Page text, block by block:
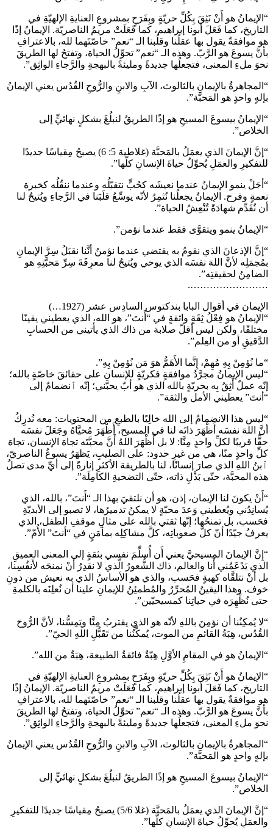
“الإيمانُ هو أَنْ نَثِقَ بِكُلِّ حريّةٍ وبِفَرَحٍ بمشروعِ العنايةِ الإلهيّةِ في
التاريخ، كما فَعَلَ أبونا إبراهيم، كما فَعَلَتْ مريمُ الناصريّة. الإيمانُ إذًا
هو موافقةٌ يقول بها عقلُنا وقلُبنا الـ “نعم” خاصّتَهما لله، بالاعترافِ
بأنَّ يسوعَ هو الرَّبّ. وهذه الـ “نعم” تحوِّلُ الحياة، وتفتحُ لها الطريقَ
نحوَ ملءِ المعنى، فتجعلُها جديدةً ومليئةً بالبهجةِ والرَّجاءِ الواثِق”.
“المجاهرةُ بالإيمانِ بالثالوث، الآبِ والابنِ والرُّوحِ القُدُس يعني الإيمانُ
بإلهٍ واحدٍ هو المَحبَّة”.
“الإيمانُ بيسوعَ المسيحِ هو إذًا الطريقُ لنبلُغَ بشكلٍ نهائيٍّ إلى
الخلاص”.
“إنَّ الإيمانَ الذي يعمَلُ بالمَحبَّة (غلاطية 5: 6) يصبحُ مِقياسًا جديدًا
للتفكيرِ والعمَلِ يُحوِّلُ حياةَ الإنسانِ كلّها”.
“أجَلْ ينمو الإيمانُ عندما نعيشَه كحُبٍّ نتقبّلُه وعندما ننقُلُه كخبرة
نعمةٍ وفرح. الإيمانُ يجعلُنا نُثمِرُ لأنّه يوسِّعُ قلَبَنا في الرَّجاءِ ويُتيحُ لنا
أن نُقَدِّم شهادَةً تُنْعِشُ الحياة”.
“الإيمانُ ينمو ويتقوَّى فقط عندما نؤمن”.
“إنَّ الإذعانَ الذي نقومُ به يقتضي عندما نؤمنُ أنَّنا نقبَلُ سِرَّ الإيمانِ
بمُجمَلِه لأنَّ اللهَ نفسَه الذي يوحي ويُتيحُ لنا معرِفَةَ سِرِّ مَحبَّتِهِ هو
الضامِنُ لحقيقتِه”.
…………………….
الإيمان في أقوال البابا بندكتوس السادِس عشر (1927…)
“الإيمانُ هو فِعْلُ ثِقَةٍ واثقةٍ في “أَنتَ”، هو الله، الذي يعطيني يقينًا
مختلفًا، ولكن ليس أقلّ صلابة من ذاك الذي يأتيني من الحسابِ
الدَّقيقِ أو من العِلم”.
“ما نُؤمِنْ بِهِ مُهِمْ، إِنَّما الأَهَمُّ هوَ مَن نُؤمِنْ بِهِ”.
“ليس الإيمانُ مجرَّدُ موافقةٍ فكريّةٍ للإنسانِ على حقائقَ خاصّةٍ بالله؛
إنّه عملٌ أَثِقُ بِه بحريّةٍ بالله الذي هو أبٌ يحبّني؛ إنّه ٱنضمامٌ إلى
“أنتَ” يعطيني الأمل والثقة”.
“ليس هذا الانضمامُ إلى الله خالِيًا بالطبعِ من المحتويات: معه نُدرِكُ
أنَّ اللهَ نفسَه أَظْهَرَ ذاتَه لنا في المسيح، أَظْهَرَ مُحيَّاهُ وجَعَلَ نفسَه
حقًّا قريبًا لكلِّ واحدٍ مِنَّا: لا بل أَظْهَرَ اللهُ أَنَّ محبَّتَه تجاهَ الإنسان، تجاهَ
كلِّ واحدٍ منّا، هي من غيرِ حدود: على الصليبِ، يَظهَرُ يسوعُ الناصريّ،
ٱبنُ اللهِ الذي صارَ إنسانًا، لنا بالطريقة الأكثرِ إنارةً إلى أيِّ مدى تصلُ
هذه المحبَّة، حتّى بَذْلِ ذاته، حتّى التضحيةِ الكامِلَة”.
“أَنْ يكونَ لنا الإيمان، إذن، هو أن نلتقيَ بهذا الـ “أَنتَ”، بالله، الذي
يُسانِدُني ويُعطيني وَعدَ محبّةٍ لا يمكنُ تدميرُها، لا تصبو إلى الأبديّةِ
فحَسب، بل تمنحُها؛ إنّها ثقتي بالله على مثالِ موقفِ الطفل، الذي
يعرفُ جيّدًا أنّ كلَّ صعوباتِه، كلَّ مشاكِلِه بمأمَنٍ في “أنتَ” الأُمّ”.
“إِنَّ الإيمانَ المسيحيَّ يعني أَن أُسلِّمَ نفسي بثقةٍ إلى المعنى العميقِ
الذي يَدْعَمُني أَنا والعالم، ذاك الشُّعورُ الَّذي لا نقدِرُ أَنْ نمنحَه لأَنفُسِنا،
بل أَنْ نتلقَّاه كهبةٍ فحَسب، والذي هو الأساسُ الذي به نعيش من دونِ
خوف. وهذا اليقينُ المُحرِّرُ والمُطمئِنُ للإيمانِ علينا أن نُعلِنَه بالكلمةِ
حتى نُظْهِرَه في حياتِنا كمسيحيّين”.
“لا يُمكِنُنا أن نؤمِنَ باللهِ لأنّه هو الذي يقتربُ مِنَّا ويَمِسُّنا، لأنَّ الرُّوحَ
القُدُس، هِبَةُ القائمِ من الموت، يُمكِّنُنا من تَقَبُّلِ اللهِ الحيّ”.
“الإيمانُ هو في المقامِ الأوَّلِ هِبّةٌ فائقةُ الطبيعة، هِبَةٌ من الله”.
“الإيمانُ هو أَنْ نَثِقَ بِكُلِّ حريّةٍ وبِفَرَحٍ بمشروعِ العنايةِ الإلهيّةِ في
التاريخ، كما فَعَلَ أبونا إبراهيم، كما فَعَلَتْ مريمُ الناصريّة. الإيمانُ إذًا
هو موافقةٌ يقول بها عقلُنا وقلُبنا الـ “نعم” خاصّتَهما لله، بالاعترافِ
بأنَّ يسوعَ هو الرَّبّ. وهذه الـ “نعم” تحوِّلُ الحياة، وتفتحُ لها الطريقَ
نحوَ ملءِ المعنى، فتجعلُها جديدةً ومليئةً بالبهجةِ والرَّجاءِ الواثِق”.
“المجاهرةُ بالإيمانِ بالثالوث، الآبِ والابنِ والرُّوحِ القُدُس يعني الإيمانُ
بإلهٍ واحدٍ هو المَحبَّة”.
“الإيمانُ بيسوعَ المسيحِ هو إذًا الطريقُ لنبلُغَ بشكلٍ نهائيٍّ إلى
الخلاص”.
“إنَّ الإيمانَ الذي يعمَلُ بالمَحبَّة (غلا 5/6) يصبحُ مِقياسًا جديدًا للتفكيرِ
والعمَلِ يُحوِّلُ حياةَ الإنسانِ كلّها”.